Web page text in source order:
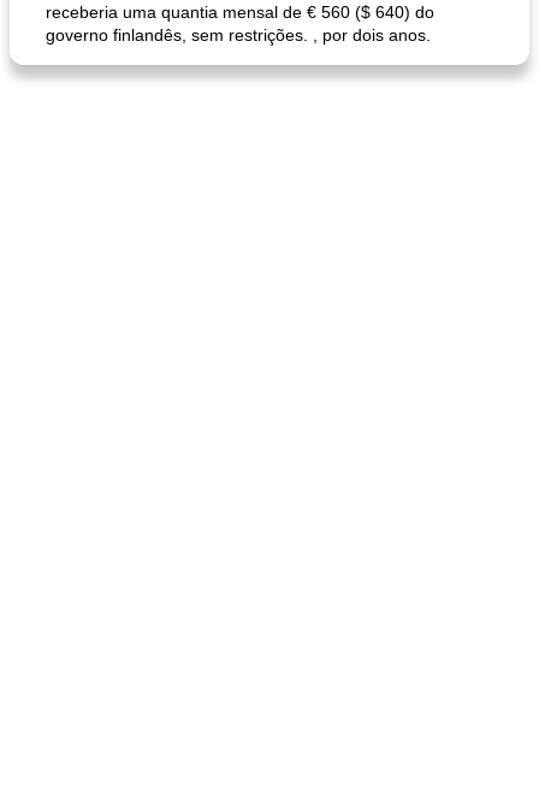
receberia uma quantia mensal de € 560 ($ 640) do
governo finlandês, sem restrições. , por dois anos.